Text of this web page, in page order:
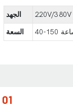
الجهد
السعة
ساعة
01